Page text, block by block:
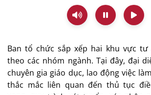
Ban tổ chức sắp xếp hai khu vực tư
theo các nhóm ngành. Tại đây, đại
chuyên gia giáo dục, lao động việc
thắc mắc liên quan đến thủ tục